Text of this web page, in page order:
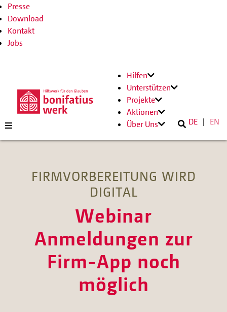
Presse
Download
Kontakt
Jobs
Hilfen
Unterstützen
Projekte
Aktionen
Über Uns
DE EN
FIRMVORBEREITUNG WIRD
DIGITAL
Webinar
Anmeldungen zur
Firm-App noch
möglich